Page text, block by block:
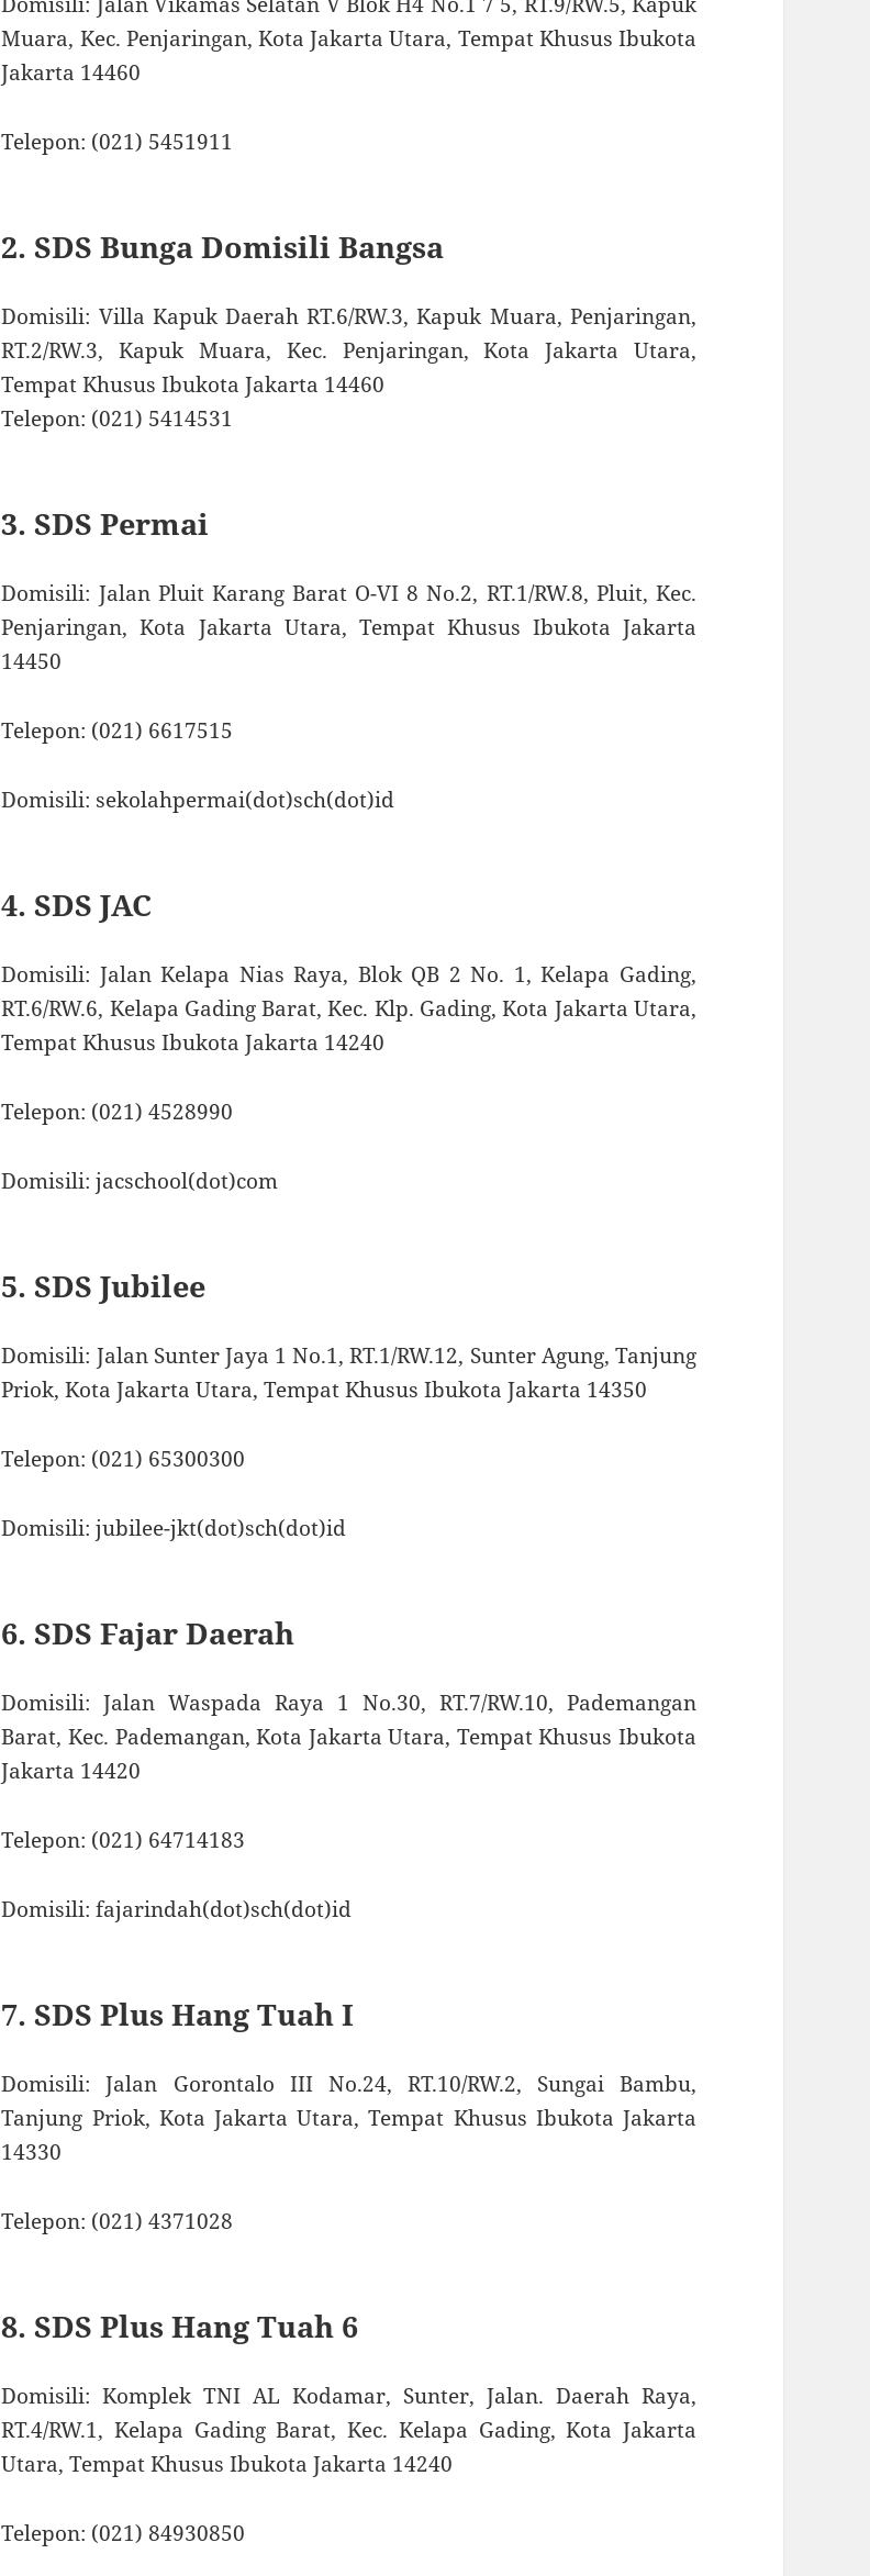
Muara, Kec. Penjaringan, Kota Jakarta Utara, Tempat Khusus Ibukota
Jakarta 14460
Telepon: (021) 5451911
2. SDS Bunga Domisili Bangsa
Domisili: Villa Kapuk Daerah RT.6/RW.3, Kapuk Muara, Penjaringan,
RT.2/RW.3, Kapuk Muara, Kec. Penjaringan, Kota Jakarta Utara,
Tempat Khusus Ibukota Jakarta 14460
Telepon: (021) 5414531
3. SDS Permai
Domisili: Jalan Pluit Karang Barat O-VI 8 No.2, RT.1/RW.8, Pluit, Kec.
Penjaringan, Kota Jakarta Utara, Tempat Khusus Ibukota Jakarta
14450
Telepon: (021) 6617515
Domisili: sekolahpermai(dot)sch(dot)id
4. SDS JAC
Domisili: Jalan Kelapa Nias Raya, Blok QB 2 No. 1, Kelapa Gading,
RT.6/RW.6, Kelapa Gading Barat, Kec. Klp. Gading, Kota Jakarta Utara,
Tempat Khusus Ibukota Jakarta 14240
Telepon: (021) 4528990
Domisili: jacschool(dot)com
5. SDS Jubilee
Domisili: Jalan Sunter Jaya 1 No.1, RT.1/RW.12, Sunter Agung, Tanjung
Priok, Kota Jakarta Utara, Tempat Khusus Ibukota Jakarta 14350
Telepon: (021) 65300300
Domisili: jubilee-jkt(dot)sch(dot)id
6. SDS Fajar Daerah
Domisili: Jalan Waspada Raya 1 No.30, RT.7/RW.10, Pademangan
Barat, Kec. Pademangan, Kota Jakarta Utara, Tempat Khusus Ibukota
Jakarta 14420
Telepon: (021) 64714183
Domisili: fajarindah(dot)sch(dot)id
7. SDS Plus Hang Tuah I
Domisili: Jalan Gorontalo III No.24, RT.10/RW.2, Sungai Bambu,
Tanjung Priok, Kota Jakarta Utara, Tempat Khusus Ibukota Jakarta
14330
Telepon: (021) 4371028
8. SDS Plus Hang Tuah 6
Domisili: Komplek TNI AL Kodamar, Sunter, Jalan. Daerah Raya,
RT.4/RW.1, Kelapa Gading Barat, Kec. Kelapa Gading, Kota Jakarta
Utara, Tempat Khusus Ibukota Jakarta 14240
Telepon: (021) 84930850